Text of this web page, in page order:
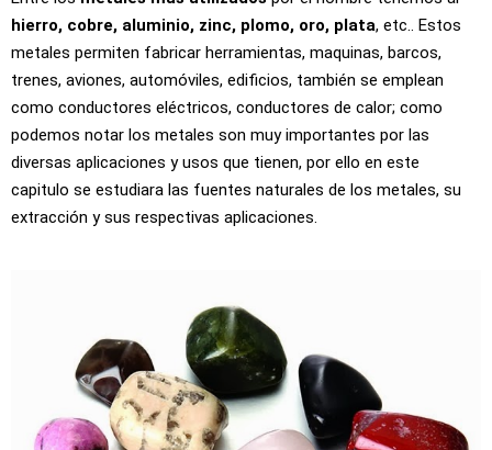
hierro, cobre, aluminio, zinc, plomo, oro, plata, etc.. Estos
metales permiten fabricar herramientas, maquinas, barcos,
trenes, aviones, automóviles, edificios, también se emplean
como conductores eléctricos, conductores de calor; como
podemos notar los metales son muy importantes por las
diversas aplicaciones y usos que tienen, por ello en este
capitulo se estudiara las fuentes naturales de los metales, su
extracción y sus respectivas aplicaciones.